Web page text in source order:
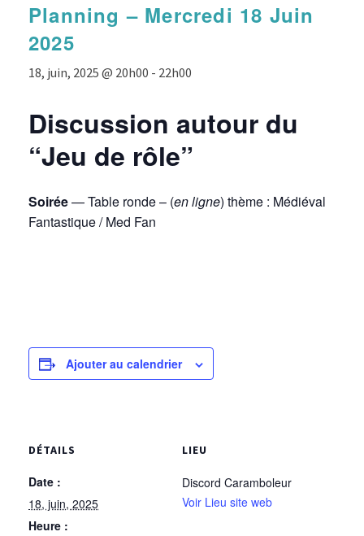
Planning – Mercredi 18 Juin
2025
18, juin, 2025 @ 20h00 - 22h00
Discussion autour du
“Jeu de rôle”
Soirée— Table ronde – (en ligne) thème : Médiéval
Fantastique / Med Fan
Ajouter au calendrier
DÉTAILS
Date :
18, juin, 2025
Heure :
LIEU
Discord Caramboleur
Voir Lieu site web